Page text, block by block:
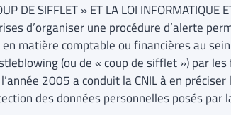
DE SIFFLET » ET LA LOI
d’organiser une procédure d’alerte
matière comptable ou financières au
(ou de « coup de sifflet ») par
2005 a conduit la CNIL à en
des données personnelles posés